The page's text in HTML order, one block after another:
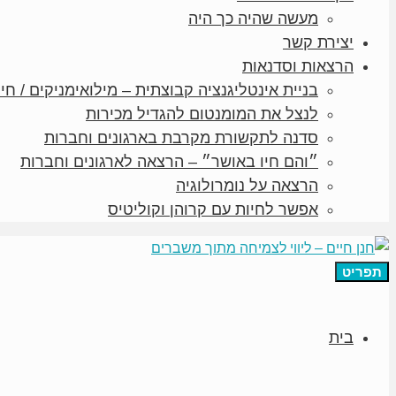
מעשה שהיה כך היה
יצירת קשר
הרצאות וסדנאות
בניית אינטליגנציה קבוצתית – מילואימניקים /
לנצל את המומנטום להגדיל מכירות
סדנה לתקשורת מקרבת בארגונים וחברות
״והם חיו באושר״ – הרצאה לארגונים וחברות
הרצאה על נומרולוגיה
אפשר לחיות עם קרוהן וקוליטיס
תפריט
בית